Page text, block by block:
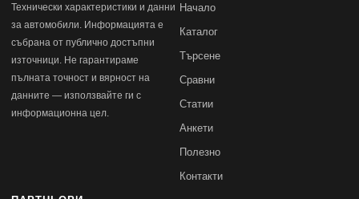
Технически характеристики и данни
за автомобили. Информацията е
събрана от публично достъпни
източници. Не гарантираме
пълната точност и вярност на
данните — използвайте ги с
информационна цел.
Начало
Каталог
Търсене
Сравни
Статии
Анкети
Полезно
Контакти